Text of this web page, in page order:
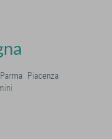
Parma Piacenza